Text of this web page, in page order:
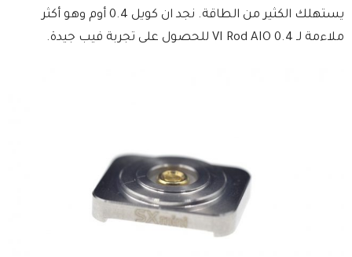
يستهلك الكثير من الطاقة. نجد ان كويل 0.4 أوم وهو أكثر
ملاءمة لـ VI Rod AIO 0.4 للحصول على تجربة فيب جيدة.